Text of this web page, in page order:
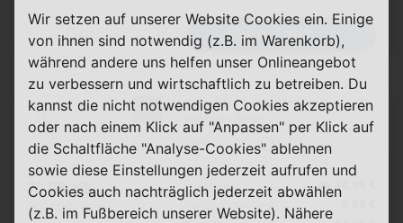
Details Zum Tarif
Nothing Phone (4a) Pro
+ Vodafone Smart Lite
24 Monate
70 GB 5G
300 Mbit/s max.
Pro Monat
Handy Zuzahlung
ab 34,99 €
Wir setzen auf unserer Website Cookies ein. Einige
von ihnen sind notwendig (z.B. im Warenkorb),
während andere uns helfen unser Onlineangebot
zu verbessern und wirtschaftlich zu betreiben. Du
kannst die nicht notwendigen Cookies akzeptieren
oder nach einem Klick auf "Anpassen" per Klick auf
die Schaltfläche "Analyse-Cookies" ablehnen
sowie diese Einstellungen jederzeit aufrufen und
Cookies auch nachträglich jederzeit abwählen
(z.B. im Fußbereich unserer Website). Nähere